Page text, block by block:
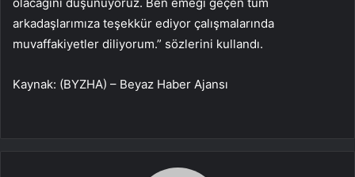
arkadaşlarımıza teşekkür ediyor çalışmalarında
muvaffakiyetler diliyorum.” sözlerini kullandı.
Kaynak: (BYZHA) – Beyaz Haber Ajansı